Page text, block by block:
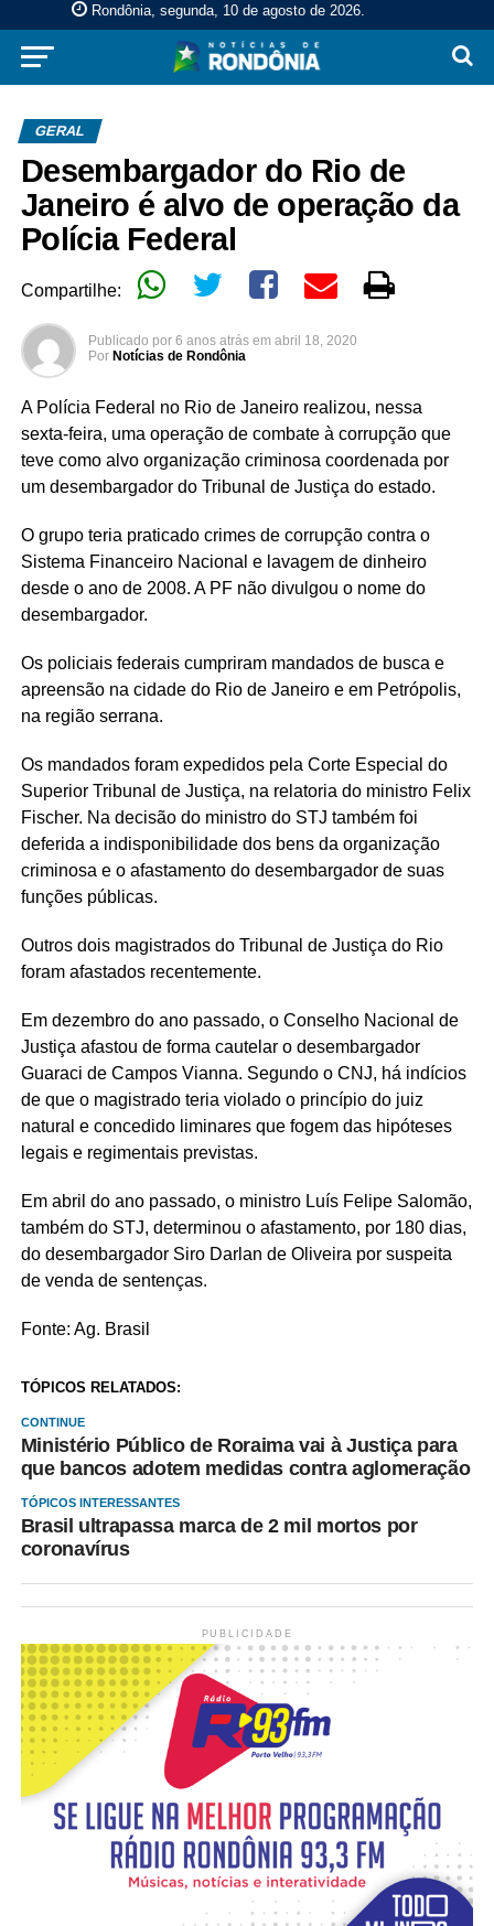
Rondônia, segunda, 10 de agosto de 2026.
GERAL
Desembargador do Rio de
Janeiro é alvo de operação da
Polícia Federal
Compartilhe:
Publicado por 6 anos atrás em abril 18, 2020
Por Notícias de Rondônia
A Polícia Federal no Rio de Janeiro realizou, nessa
sexta-feira, uma operação de combate à corrupção que
teve como alvo organização criminosa coordenada por
um desembargador do Tribunal de Justiça do estado.
O grupo teria praticado crimes de corrupção contra o
Sistema Financeiro Nacional e lavagem de dinheiro
desde o ano de 2008. A PF não divulgou o nome do
desembargador.
Os policiais federais cumpriram mandados de busca e
apreensão na cidade do Rio de Janeiro e em Petrópolis,
na região serrana.
Os mandados foram expedidos pela Corte Especial do
Superior Tribunal de Justiça, na relatoria do ministro Felix
Fischer. Na decisão do ministro do STJ também foi
deferida a indisponibilidade dos bens da organização
criminosa e o afastamento do desembargador de suas
funções públicas.
Outros dois magistrados do Tribunal de Justiça do Rio
foram afastados recentemente.
Em dezembro do ano passado, o Conselho Nacional de
Justiça afastou de forma cautelar o desembargador
Guaraci de Campos Vianna. Segundo o CNJ, há indícios
de que o magistrado teria violado o princípio do juiz
natural e concedido liminares que fogem das hipóteses
legais e regimentais previstas.
Em abril do ano passado, o ministro Luís Felipe Salomão,
também do STJ, determinou o afastamento, por 180 dias,
do desembargador Siro Darlan de Oliveira por suspeita
de venda de sentenças.
Fonte: Ag. Brasil
TÓPICOS RELATADOS:
CONTINUE
Ministério Público de Roraima vai à Justiça para
que bancos adotem medidas contra aglomeração
TÓPICOS INTERESSANTES
Brasil ultrapassa marca de 2 mil mortos por
coronavírus
PUBLICIDADE